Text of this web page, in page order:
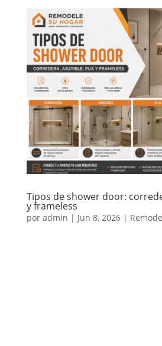
Tipos de shower door:
y frameless
por admin | Jun 8, 2026|